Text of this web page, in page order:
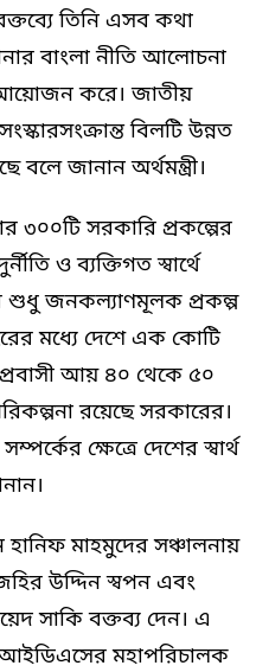
তিনি এসব কথা
বাংলা নীতি আলোচনা
আয়োজন করে। জাতীয়
বিলটি উন্নত
জানান অর্থমন্ত্রী।
৩০০টি সরকারি প্রকল্পের
ও ব্যক্তিগত স্বার্থে
শুধু জনকল্যাণমূলক প্রকল্প
মধ্যে দেশে এক কোটি
প্রবাসী আয় ৪০ থেকে ৫০
রয়েছে সরকারের।
ক্ষেত্রে দেশের স্বার্থ
মাহমুদের সঞ্চালনায়
উদ্দিন স্বপন এবং
সাকি বক্তব্য দেন। এ
মহাপরিচালক